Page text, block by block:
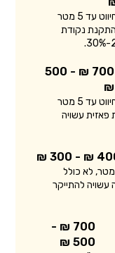
המחיר מתייחס לנקודת חשמל חד פאזית ולחיווט עד 5 מטר
נקודת
700 ₪ - 500
₪
המחיר מתייחס לנקודת חשמל חד פאזית ולחיווט עד 5 מטר
עשויה
400 ₪ -
המחיר מתייחס להזזת שקע או מפסק עד 3 מטר, לא כולל
עשויה להתייקר
700 ₪ -
500 ₪